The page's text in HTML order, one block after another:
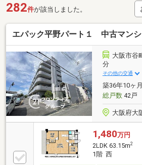
282件が該当しました。
エパック平野パート１ 中古マン
大阪市谷
分
その他の交通
築36年10ヶ
総戸数42戸
大阪府大
1,480万円
2LDK 63.15m2
1階 西